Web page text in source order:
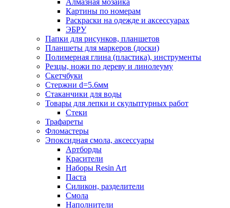
Картины по номерам
Раскраски на одежде и аксессуарах
ЭБРУ
Папки для рисунков, планшетов
Планшеты для маркеров (доски)
Полимерная глина (пластика), инструменты
Резцы, ножи по дереву и линолеуму
Скетчбуки
Стержни d=5.6мм
Стаканчики для воды
Товары для лепки и скульптурных работ
Стеки
Трафареты
Фломастеры
Эпоксидная смола, аксессуары
Артборды
Красители
Наборы Resin Art
Паста
Силикон, разделители
Смола
Наполнители